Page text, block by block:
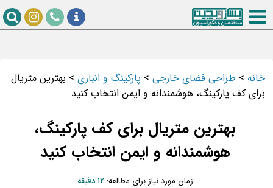
خانه>طراحی فضای خارجی>پارکینگ و انباری>بهترین متریال
برای کف پارکینگ، هوشمندانه و ایمن انتخاب کنید
بهترین متریال برای کف پارکینگ،
هوشمندانه و ایمن انتخاب کنید
زمان مورد نیاز برای مطالعه:۱۲ دقیقه